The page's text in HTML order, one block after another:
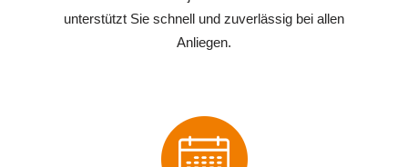
unterstützt Sie schnell und zuverlässig bei allen
Anliegen.